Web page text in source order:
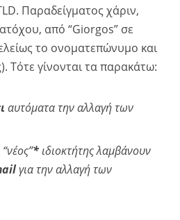
Παραδείγματος χάριν,
από “Giorgos” σε
το ονοματεπώνυμο και
Τότε γίνονται τα παρακάτω:
αυτόματα την αλλαγή των
* ιδιοκτήτης λαμβάνουν
για την αλλαγή των